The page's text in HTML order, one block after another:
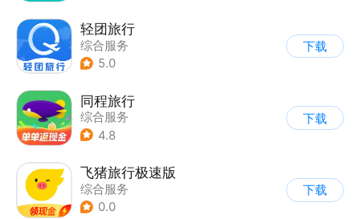
轻团旅行
综合服务
5.0
下载
同程旅行
综合服务
4.8
下载
飞猪旅行极速版
综合服务
0.0
下载